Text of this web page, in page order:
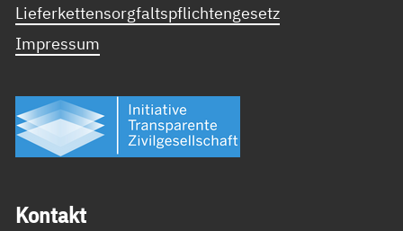
Lieferkettensorgfaltspflichtengesetz
Impressum
Kon­takt